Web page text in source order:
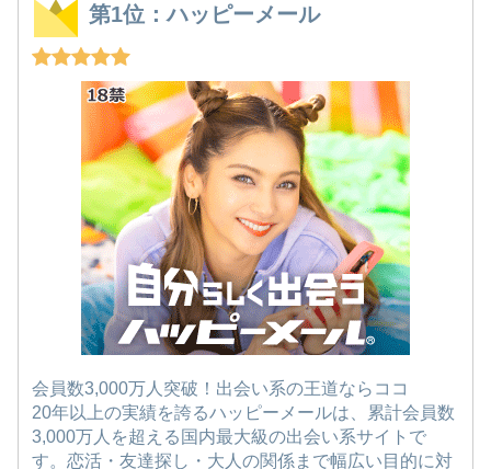
第1位：ハッピーメール
会員数3,000万人突破！出会い系の王道ならココ
20年以上の実績を誇るハッピーメールは、累計会員数
3,000万人を超える国内最大級の出会い系サイトで
す。恋活・友達探し・大人の関係まで幅広い目的に対